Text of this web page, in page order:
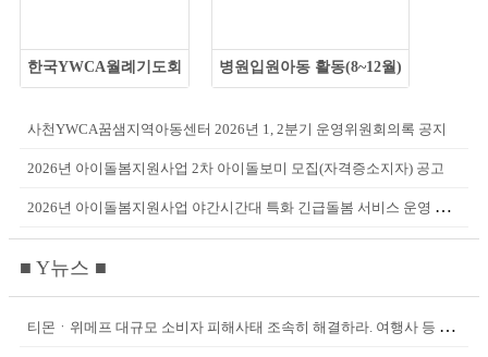
한국YWCA월례기도회 병원입원아동 활동(8~12월)
사천YWCA꿈샘지역아동센터 2026년 1, 2분기 운영위원회의록 공지
2026년 아이돌봄지원사업 2차 아이돌보미 모집(자격증소지자) 공고
2026년 아이돌봄지원사업 야간시간대 특화 긴급돌봄 서비스 운영 안내
■ Y뉴스 ■
티몬ㆍ위메프 대규모 소비자 피해사태 조속히 해결하라. 여행사 등 입점 판...